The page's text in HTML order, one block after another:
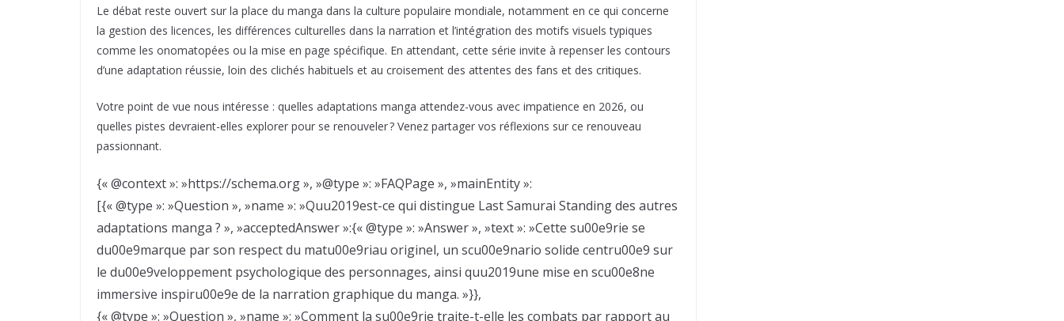
Le débat reste ouvert sur la place du manga dans la culture populaire mondiale, notamment en ce qui concerne
la gestion des licences, les différences culturelles dans la narration et l’intégration des motifs visuels typiques
comme les onomatopées ou la mise en page spécifique. En attendant, cette série invite à repenser les contours
d’une adaptation réussie, loin des clichés habituels et au croisement des attentes des fans et des critiques.
Votre point de vue nous intéresse : quelles adaptations manga attendez-vous avec impatience en 2026, ou
quelles pistes devraient-elles explorer pour se renouveler ? Venez partager vos réflexions sur ce renouveau
passionnant.
{« @context »: »https://schema.org », »@type »: »FAQPage », »mainEntity »:
[{« @type »: »Question », »name »: »Quu2019est-ce qui distingue Last Samurai Standing des autres
adaptations manga ? », »acceptedAnswer »:{« @type »: »Answer », »text »: »Cette su00e9rie se
du00e9marque par son respect du matu00e9riau originel, un scu00e9nario solide centru00e9 sur
le du00e9veloppement psychologique des personnages, ainsi quu2019une mise en scu00e8ne
immersive inspiru00e9e de la narration graphique du manga. »}},
{« @type »: »Question », »name »: »Comment la su00e9rie traite-t-elle les combats par rapport au